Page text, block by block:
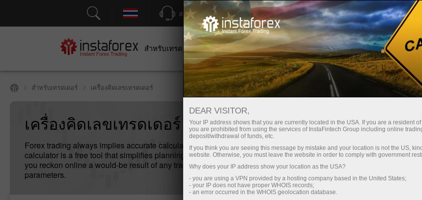
สนับสนุน เปิดบัญชีเทรดทันที แพลตฟอร์มการเทรด
สำหรับเทรดเดอร์ สำหรับผู้เริ่มต้นใหม่ สำหรับนักลงทุน สำหรับหุ้นส่วน
สำหรับเทรดเดอร์ เครื่องคิดเลขเทรดเดอร์
เครื่องคิดเลขเทรดเดอร์
Forex trading always implies accurate calculations. A trader’s
calculator is a free tool that simplifies planning trades and help
you reckon online a would-be result of any trade, entering basic
parameters.
DEAR VISITOR,
Your IP address shows that you are currently located in the USA. If you are a resident
you are prohibited from using the services of InstaFintech Group including online
deposit/withdrawal of funds, etc.
If you think you are seeing this message by mistake and your location is not the US,
website. Otherwise, you must leave the website in order to comply with government
Why does your IP address show your location as the USA?
- you are using a VPN provided by a hosting company based in the United States;
- your IP does not have proper WHOIS records;
- an error occurred in the WHOIS geolocation database.